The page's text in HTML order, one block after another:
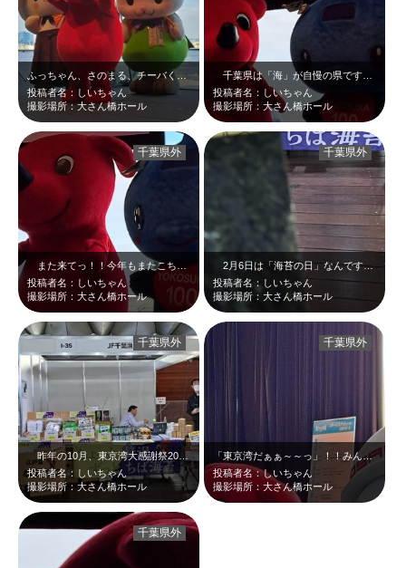
ふっちゃん、さのまる、チーバくん❤仲良し～♪
投稿者名：しいちゃん
撮影場所：大さん橋ホール
千葉県は「海」が自慢の県です！！広大な海＆海の底に眠るお宝（海の幸）…。 …
投稿者名：しいちゃん
撮影場所：大さん橋ホール
投稿者名：しいちゃん
撮影場所：大さん橋ホール
千葉県外
2月6日は「海苔の日」なんですって☆チーバくんから教わりました。 自宅に…
投稿者名：しいちゃん
撮影場所：大さん橋ホール
千葉県外
昨年の10月、東京湾大感謝祭2022の会場で千葉県の海苔を応援するブースがあ…
投稿者名：しいちゃん
撮影場所：大さん橋ホール
千葉県外
「東京湾だぁぁ～～っ」！！みんなで拳を上げて叫びました＼(^o^)／ 海を…
投稿者名：しいちゃん
撮影場所：大さん橋ホール
千葉県外
千葉県外